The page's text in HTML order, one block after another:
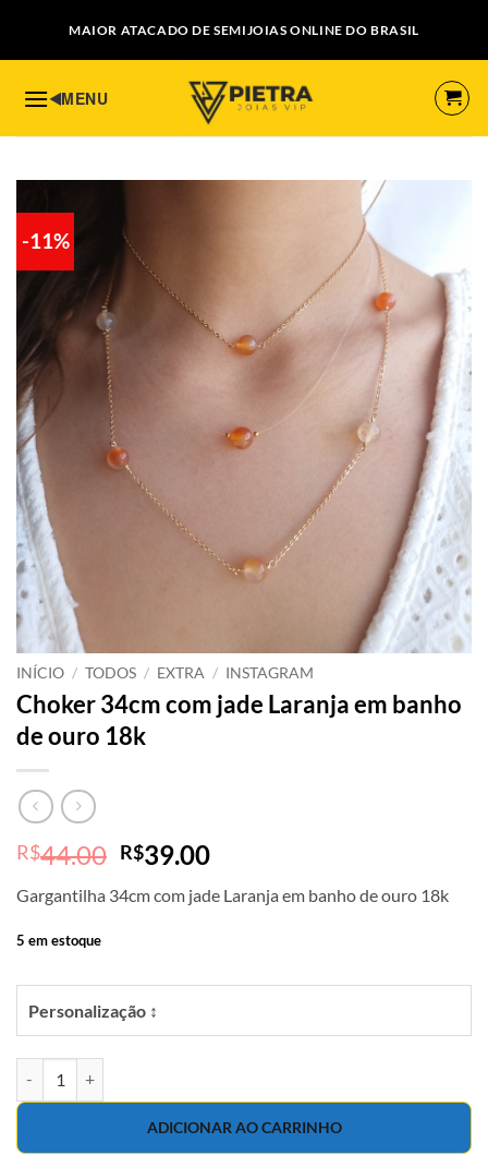
content
MAIOR ATACADO DE SEMIJOIAS ONLINE DO BRASIL
-11%
INÍCIO / TODOS / EXTRA / INSTAGRAM
Choker 34cm com jade Laranja em banho
de ouro 18k
R$44.00 O
original
R$39.00O
atual
Gargantilha 34cm com jade Laranja em banho de ouro 18k
5 em estoque
Personalização ↕
ADICIONAR AO CARRINHO